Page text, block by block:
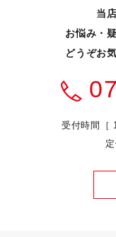
当
お悩み・
どうぞお
受付時間［